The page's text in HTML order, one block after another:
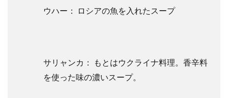
ウハー： ロシアの魚を入れたスープ
サリャンカ： もとはウクライナ料理。香辛料
を使った味の濃いスープ。